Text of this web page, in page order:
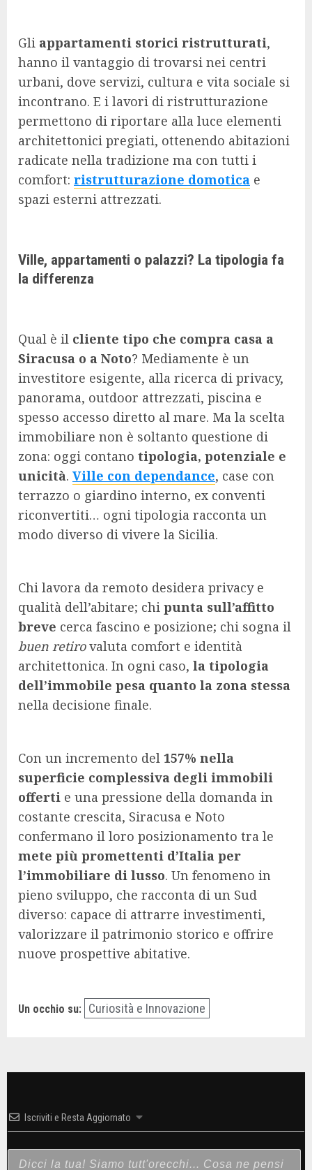
Gli appartamenti storici ristrutturati,
hanno il vantaggio di trovarsi nei centri
urbani, dove servizi, cultura e vita sociale si
incontrano. E i lavori di ristrutturazione
permettono di riportare alla luce elementi
architettonici pregiati, ottenendo abitazioni
radicate nella tradizione ma con tutti i
comfort: ristrutturazione domotica e
spazi esterni attrezzati.
Ville, appartamenti o palazzi? La tipologia fa
la differenza
Qual è il cliente tipo che compra casa a
Siracusa o a Noto? Mediamente è un
investitore esigente, alla ricerca di privacy,
panorama, outdoor attrezzati, piscina e
spesso accesso diretto al mare. Ma la scelta
immobiliare non è soltanto questione di
zona: oggi contano tipologia, potenziale e
unicità. Ville con dependance, case con
terrazzo o giardino interno, ex conventi
riconvertiti… ogni tipologia racconta un
modo diverso di vivere la Sicilia.
Chi lavora da remoto desidera privacy e
qualità dell’abitare; chi punta sull’affitto
breve cerca fascino e posizione; chi sogna il
buen retirovaluta comfort e identità
architettonica. In ogni caso, la tipologia
dell’immobile pesa quanto la zona stessa
nella decisione finale.
Con un incremento del 157% nella
superficie complessiva degli immobili
offerti e una pressione della domanda in
costante crescita, Siracusa e Noto
confermano il loro posizionamento tra le
mete più promettenti d’Italia per
l’immobiliare di lusso. Un fenomeno in
pieno sviluppo, che racconta di un Sud
diverso: capace di attrarre investimenti,
valorizzare il patrimonio storico e offrire
nuove prospettive abitative.
Un occhio su: Curiosità e Innovazione
Iscriviti e Resta Aggiornato